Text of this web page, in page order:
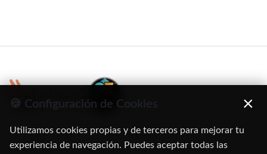
C/ Oruro, 11. 28016 Madrid
🍪 Configuración de Cookies ×
Utilizamos cookies propias y de terceros para mejorar tu
experiencia de navegación. Puedes aceptar todas las